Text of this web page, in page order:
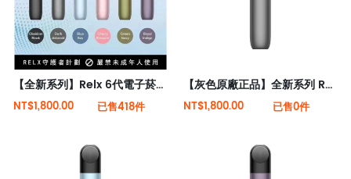
【全新系列】Relx 6代電子菸宙斯 悅刻Infinity Pro 2六代煙機(可調大/小煙量) 支持Relx 4/5代煙彈通用 (下訂秒發貨)
NT$1,800.00 已售418件
【灰色原廠正品】全新系列 Relx 6代電子菸宙斯 悅刻Infinity Pro 2六代煙機(可調大/小煙量) 支持Relx 4/5代煙彈通用 (下訂秒發貨)
NT$1,800.00 已售0件